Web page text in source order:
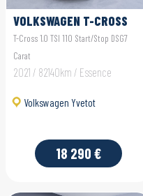
VOLKSWAGEN T-CROSS
T-Cross 1.0 TSI 110 Start/Stop DSG7
Carat
2021 / 82140km / Essence
Volkswagen Yvetot
18 290 €